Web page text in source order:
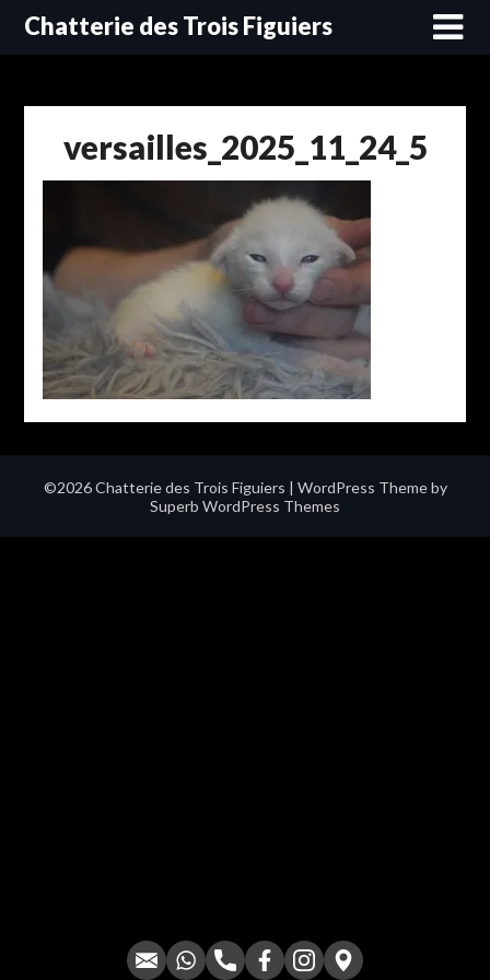
SkipChatterie des Trois Figuiers
versailles_2025_11_24_5
©2026 Chatterie des Trois Figuiers | WordPress Theme by
Superb WordPress Themes